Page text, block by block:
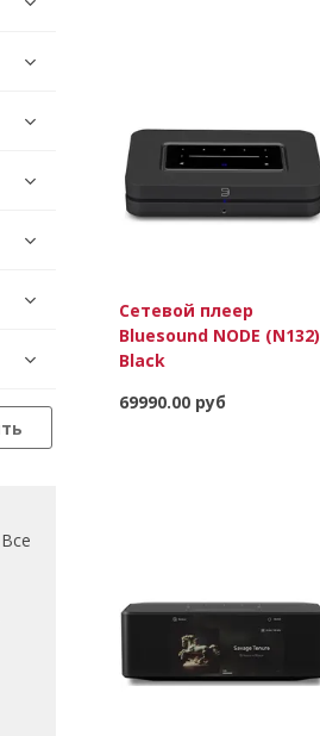
Все
Сетевой плеер
Bluesound NODE (N132)
Black
69990.00 руб